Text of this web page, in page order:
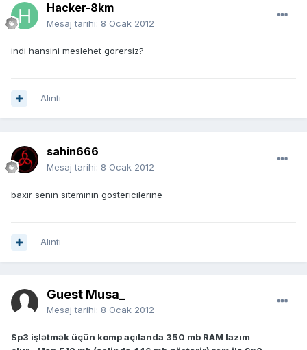
Hacker-8km
Mesaj tarihi: 8 Ocak 2012
indi hansini meslehet gorersiz?
Alıntı
sahin666
Mesaj tarihi: 8 Ocak 2012
baxir senin siteminin gostericilerine
Alıntı
Guest Musa_
Mesaj tarihi: 8 Ocak 2012
Sp3 işlətmək üçün komp açılanda 350 mb RAM lazım